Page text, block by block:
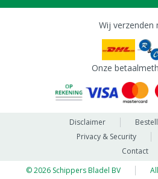
Wij verzenden
Onze
Disclaimer
Privacy & Security
Contact
© 2026 Schippers Bladel BV